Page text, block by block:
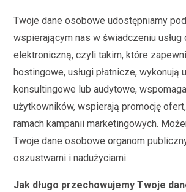
Twoje dane osobowe udostępniamy
wspierającym nas w świadczeniu usług
elektroniczną, czyli takim, które
hostingowe, usługi płatnicze, wykonują
konsultingowe lub audytowe,
użytkowników, wspierają promocję
ramach kampanii marketingowych.
Twoje dane osobowe organom
oszustwami i nadużyciami.
Jak długo przechowujemy Twoje